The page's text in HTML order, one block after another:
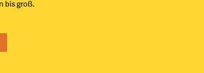
bis groß.